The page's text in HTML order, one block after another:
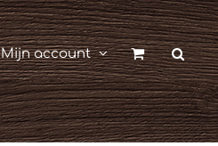
Mijn account